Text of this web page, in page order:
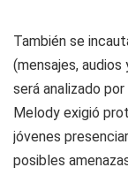
También se
(mensajes,
será analizado
Melody exigió
jóvenes
posibles